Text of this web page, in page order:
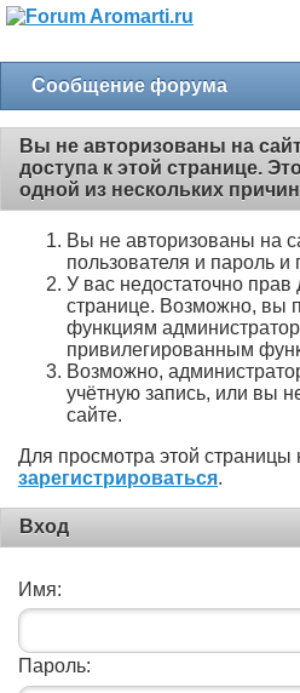
Сообщение форума
Вы не авторизованы на
доступа к этой странице.
одной из нескольких
Вы не авторизованы на
пользователя и пароль
У вас недостаточно
странице. Возможно, вы
функциям
привилегированным
Возможно,
учётную запись, или вы
сайте.
Для просмотра этой страницы
зарегистрироваться.
Вход
Имя:
Пароль: